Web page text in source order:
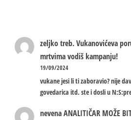
zeljko treb.Vukanovićeva
mrtvima vodiš kampanju!
19/09/2024
vukane jesi li ti zaboravio? nije
govedarica itd. ste i dosli u
nevenaANALITIČAR MOŽE